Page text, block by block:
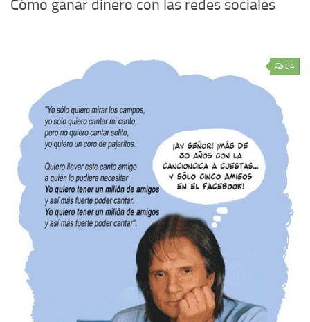
Cómo ganar dinero con las redes sociales
64